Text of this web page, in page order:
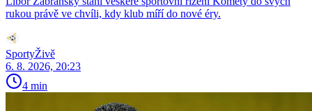
rukou právě ve chvíli, kdy klub míří do nové éry.
SportyŽivě
6. 8. 2026, 20:23
4 min